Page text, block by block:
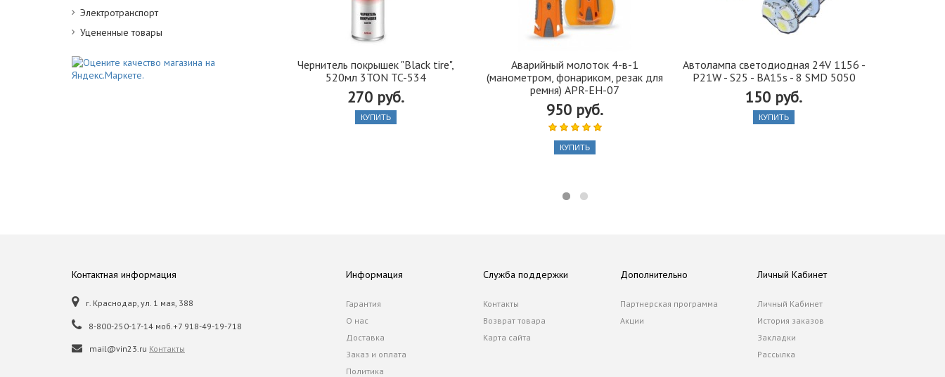
Электротранспорт
Уцененные товары
Чернитель покрышек "Black tire",
520мл 3TON TC-534
270 руб.
КУПИТЬ
Аварийный молоток 4-в-1
(манометром, фонариком, резак для
ремня) APR-EH-07
950 руб.
КУПИТЬ
Автолампа cветодиодная 24V 1156 -
P21W - S25 - BA15s - 8 SMD 5050
150 руб.
КУПИТЬ
Контактная информация
г. Краснодар, ул. 1 мая, 388
8-800-250-17-14 моб.+7 918-49-19-718
mail@vin23.ru Контакты
Информация
Гарантия
О нас
Доставка
Заказ и оплата
Политика
Служба поддержки
Контакты
Возврат товара
Карта сайта
Дополнительно
Партнерская программа
Акции
Личный Кабинет
Личный Кабинет
История заказов
Закладки
Рассылка